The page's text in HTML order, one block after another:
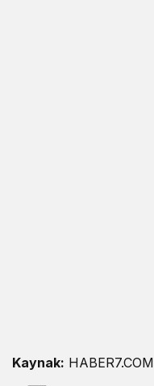
Kaynak: HABER7.COM